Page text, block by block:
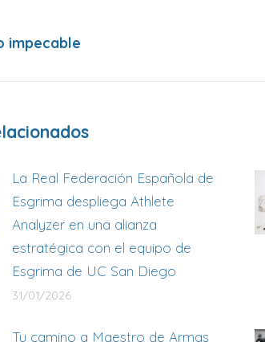
impecable
La Real Federación Española de
Esgrima despliega Athlete
Analyzer en una alianza
estratégica con el equipo de
Esgrima de UC San Diego
31/01/2026
Tu camino a Maestro de Armas